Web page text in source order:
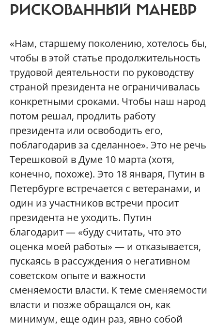
РИСКОВАННЫЙ МАНЕВР
«Нам, старшему поколению, хотелось бы,
чтобы в этой статье продолжительность
трудовой деятельности по руководству
страной президента не ограничивалась
конкретными сроками. Чтобы наш народ
потом решал, продлить работу
президента или освободить его,
поблагодарив за сделанное». Это не речь
Терешковой в Думе 10 марта (хотя,
конечно, похоже). Это 18 января, Путин в
Петербурге встречается с ветеранами, и
один из участников встречи просит
президента не уходить. Путин
благодарит — «буду считать, что это
оценка моей работы» — и отказывается,
пускаясь в рассуждения о негативном
советском опыте и важности
сменяемости власти. К теме сменяемости
власти и позже обращался он, как
минимум, еще один раз, явно собой